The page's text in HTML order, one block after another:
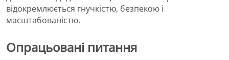
відокремлюється гнучкістю, безпекою і
масштабованістю.
Опрацьовані питання